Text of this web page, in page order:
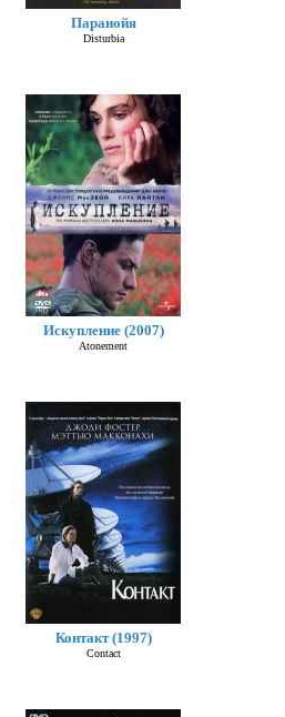
Паранойя
Disturbia
Искупление (2007)
Atonement
Контакт (1997)
Contact